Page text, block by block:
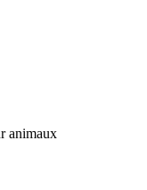
animaux